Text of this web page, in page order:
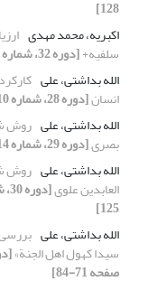
128]
اکبریه، محمد مهدی
سلفیه+[دوره 32، شماره 126، 1402، صفحه 111-128]
الله بداشتی، علی
انسان[دوره 28، شماره 110، 1398، صفحه 77-95]
الله بداشتی، علی روش
بصری[دوره 29، شماره 114، 1399، صفحه 115-131]
الله بداشتی، علی روش
العابدین علوی
125]
الله بداشتی، علی
سیدا کهول اهل الجنة»
صفحه 71-84]